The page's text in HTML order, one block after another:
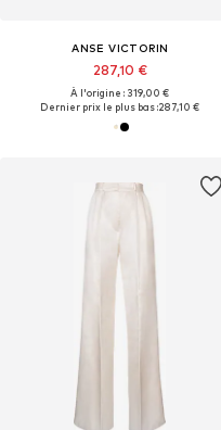
ANSE VICTORIN
287,10 €
À l'origine : 319,00 €
Dernier prix le plus bas :287,10 €